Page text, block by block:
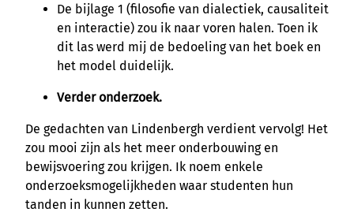
De bijlage 1 (filosofie van dialectiek, causaliteit
en interactie) zou ik naar voren halen. Toen ik
dit las werd mij de bedoeling van het boek en
het model duidelijk.
Verder onderzoek.
De gedachten van Lindenbergh verdient vervolg! Het
zou mooi zijn als het meer onderbouwing en
bewijsvoering zou krijgen. Ik noem enkele
onderzoeksmogelijkheden waar studenten hun
tanden in kunnen zetten.